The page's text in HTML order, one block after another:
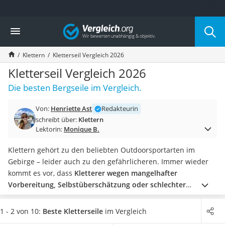
Die beliebtesten Vergleiche nach Kategorie
Freizeit & Sport
Gartentrampolin
Trampolin
Metalldetektor
Eufab-Fahrradträger
Trampolin 366 cm
Aluminium-Koffer
Futterboot
E-Bike-Dreirad
Trekkingschuhe Herren
Reisetasche mit Rollen
Klimmzugstation
Koffer
Nachtsichtgerät
Vergleich
Klettern Kletterseil Vergleich 2026
Kletterseil Vergleich 2026
Die besten Bergseile im Vergleich.
Von: Henriette Ast
Redakteurin
schreibt über: Klettern
Lektorin: Monique B.
Klettern gehört zu den beliebten Outdoorsportarten im
Gebirge – leider auch zu den gefährlicheren. Immer wieder
kommt es vor, dass Kletterer wegen mangelhafter
Vorbereitung, Selbstüberschätzung oder schlechter
Ausrüstung in den Tod stürzen. Um diese Gefahren deutlich
zu reduzieren, gehört neben gutem Training auch der Kauf
1 - 2 von 10: Beste Kletterseile im Vergleich